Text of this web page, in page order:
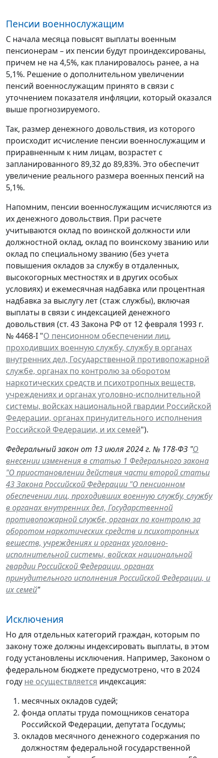
Пенсии военнослужащим
С начала месяца повысят выплаты военным
пенсионерам – их пенсии будут проиндексированы,
причем не на 4,5%, как планировалось ранее, а на
5,1%. Решение о дополнительном увеличении
пенсий военнослужащим принято в связи с
уточнением показателя инфляции, который оказался
выше прогнозируемого.
Так, размер денежного довольствия, из которого
происходит исчисление пенсии военнослужащим и
приравненным к ним лицам, возрастет с
запланированного 89,32 до 89,83%. Это обеспечит
увеличение реального размера военных пенсий на
5,1%.
Напомним, пенсии военнослужащим исчисляются из
их денежного довольствия. При расчете
учитываются оклад по воинской должности или
должностной оклад, оклад по воинскому званию или
оклад по специальному званию (без учета
повышения окладов за службу в отдаленных,
высокогорных местностях и в других особых
условиях) и ежемесячная надбавка или процентная
надбавка за выслугу лет (стаж службы), включая
выплаты в связи с индексацией денежного
довольствия (ст. 43 Закона РФ от 12 февраля 1993 г.
№ 4468-I "О пенсионном обеспечении лиц,
проходивших военную службу, службу в органах
внутренних дел, Государственной противопожарной
службе, органах по контролю за оборотом
наркотических средств и психотропных веществ,
учреждениях и органах уголовно-исполнительной
системы, войсках национальной гвардии Российской
Федерации, органах принудительного исполнения
Российской Федерации, и их семей").
Федеральный закон от 13 июля 2024 г. № 178-ФЗ "О
внесении изменения в статью 1 Федерального закона
"О приостановлении действия части второй статьи
43 Закона Российской Федерации "О пенсионном
обеспечении лиц, проходивших военную службу, службу
в органах внутренних дел, Государственной
противопожарной службе, органах по контролю за
оборотом наркотических средств и психотропных
веществ, учреждениях и органах уголовно-
исполнительной системы, войсках национальной
гвардии Российской Федерации, органах
принудительного исполнения Российской Федерации, и
их семей"
Исключения
Но для отдельных категорий граждан, которым по
закону тоже должны индексировать выплаты, в этом
году установлены исключения. Например, Законом о
федеральном бюджете предусмотрено, что в 2024
году не осуществляется индексация:
месячных окладов судей;
фонда оплаты труда помощников сенатора
Российской Федерации, депутата Госдумы;
окладов месячного денежного содержания по
должностям федеральной государственной